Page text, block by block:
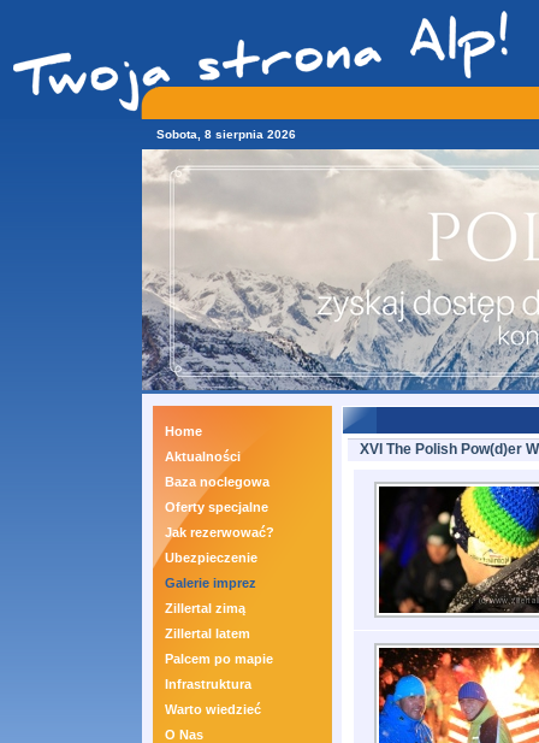
Sobota, 8 sierpnia 2026
Home
Aktualności
Baza noclegowa
Oferty specjalne
Jak rezerwować?
Ubezpieczenie
Galerie imprez
Zillertal zimą
Zillertal latem
Palcem po mapie
Infrastruktura
Warto wiedzieć
O Nas
XVI The Polish Pow(d)er